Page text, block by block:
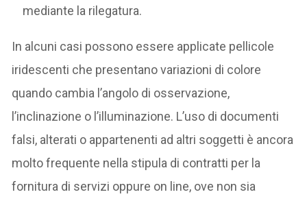
mediante la rilegatura.
In alcuni casi possono essere applicate pellicole
iridescenti che presentano variazioni di colore
quando cambia l’angolo di osservazione,
l’inclinazione o l’illuminazione. L’uso di documenti
falsi, alterati o appartenenti ad altri soggetti è ancora
molto frequente nella stipula di contratti per la
fornitura di servizi oppure on line, ove non sia